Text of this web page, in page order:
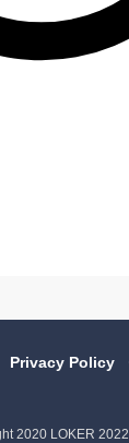
Privacy Policy
2020 LOKER 2022